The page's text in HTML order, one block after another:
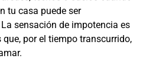
tu casa puede ser
sensación de impotencia es
por el tiempo transcurrido,